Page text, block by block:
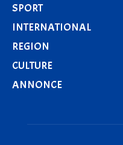
SPORT
INTERNATIONAL
REGION
CULTURE
ANNONCE